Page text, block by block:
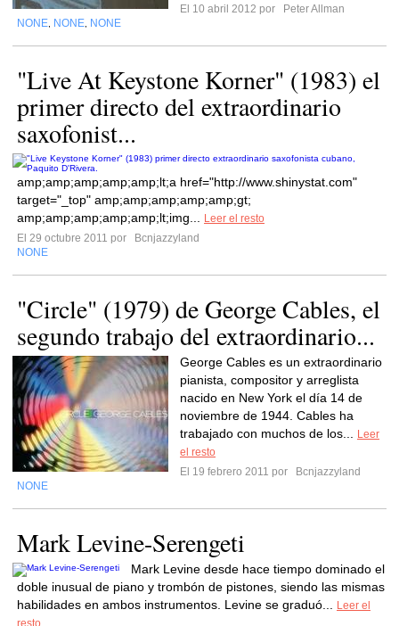
El 10 abril 2012 por
Peter Allman
NONE NONE NONE
"Live At Keystone Korner" (1983) el
primer directo del extraordinario
saxofonist...
amp;amp;amp;amp;amp;lt;a href="http://www.shinystat.com"
target="_top" amp;amp;amp;amp;amp;gt;
amp;amp;amp;amp;amp;lt;img...
Leer el resto
El 29 octubre 2011 por
Bcnjazzyland
NONE
"Circle" (1979) de George Cables, el
segundo trabajo del extraordinario...
George Cables es un extraordinario
pianista, compositor y arreglista
nacido en New York el día 14 de
noviembre de 1944. Cables ha
trabajado con muchos de los...
Leer
el resto
El 19 febrero 2011 por
Bcnjazzyland
NONE
Mark Levine-Serengeti
Mark Levine desde hace tiempo dominado el
doble inusual de piano y trombón de pistones, siendo las mismas
habilidades en ambos instrumentos. Levine se graduó...
Leer el
resto